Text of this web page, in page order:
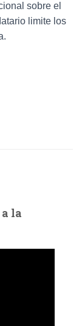
sobre el
limite los
la